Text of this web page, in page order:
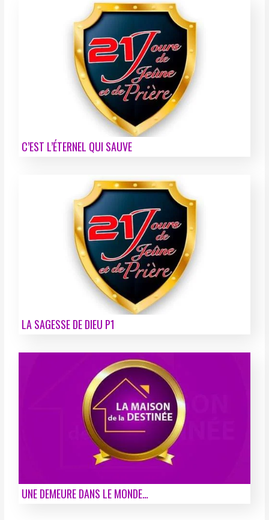
C’EST L’ÉTERNEL QUI SAUVE
LA SAGESSE DE DIEU P1
UNE DEMEURE DANS LE MONDE…